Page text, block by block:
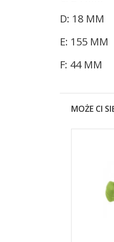
D: 18 MM
E: 155 MM
F: 44 MM
MOŻE CI